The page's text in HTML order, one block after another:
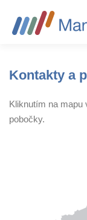
Hledám
Kontakty a
Kontakty a
Kliknutím na mapu
pobočky.